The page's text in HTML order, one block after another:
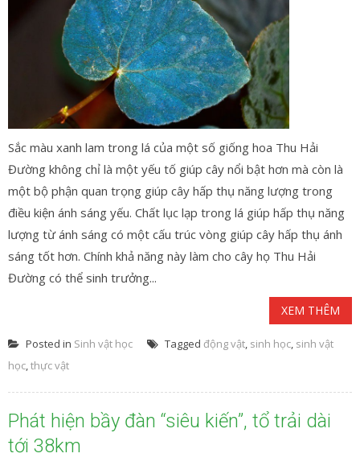
Sắc màu xanh lam trong lá của một số giống hoa Thu Hải
Đường không chỉ là một yếu tố giúp cây nổi bật hơn mà còn là
một bộ phận quan trọng giúp cây hấp thụ năng lượng trong
điều kiện ánh sáng yếu. Chất lục lạp trong lá giúp hấp thụ năng
lượng từ ánh sáng có một cấu trúc vòng giúp cây hấp thụ ánh
sáng tốt hơn. Chính khả năng này làm cho cây họ Thu Hải
Đường có thể sinh trưởng...
XEM THÊM
Posted in Sinh vật học Tagged động vật, sinh học, sinh vật
học,thực vật
Phát hiện bầy đàn “siêu kiến”, tổ trải dài
tới 38km